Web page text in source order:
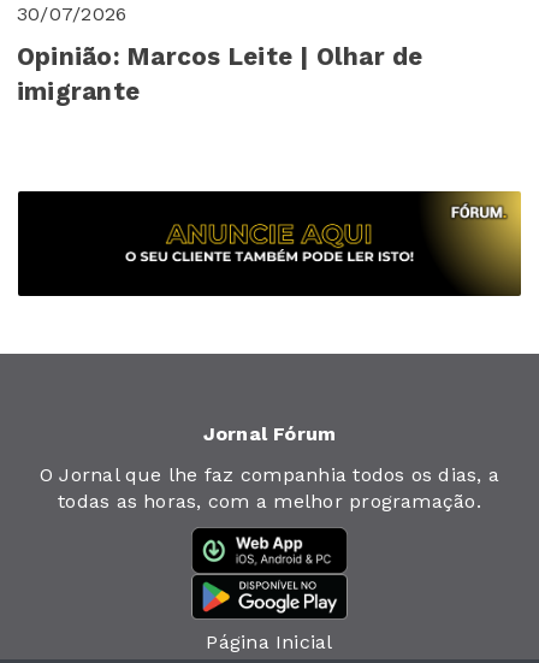
30/07/2026
Opinião: Marcos Leite | Olhar de
imigrante
Jornal Fórum
O Jornal que lhe faz companhia todos os dias, a
todas as horas, com a melhor programação.
Página Inicial